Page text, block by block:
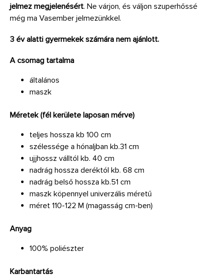
jelmez megjelenésért. Ne várjon, és váljon szuperhőssé
még ma Vasember jelmezünkkel.
3 év alatti gyermekek számára nem ajánlott.
A csomag tartalma
általános
maszk
Méretek (fél kerülete laposan mérve)
teljes hossza kb 100 cm
szélessége a hónaljban kb.31 cm
ujjhossz válltól kb. 40 cm
nadrág hossza deréktól kb. 68 cm
nadrág belső hossza kb.51 cm
maszk köpennyel univerzális méretű
méret 110-122 M (magasság cm-ben)
Anyag
100% poliészter
Karbantartás